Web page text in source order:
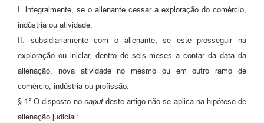
I. integralmente, se o alienante cessar a exploração do comércio,
indústria ou atividade;
II. subsidiariamente com o alienante, se este prosseguir na
exploração ou iniciar, dentro de seis meses a contar da data da
alienação, nova atividade no mesmo ou em outro ramo de
comércio, indústria ou profissão.
§ 1° O disposto no caputdeste artigo não se aplica na hipótese de
alienação judicial: